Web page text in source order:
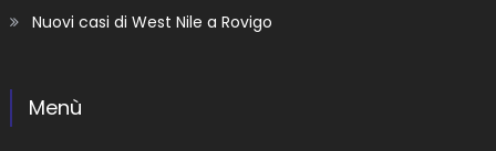
Nuovi casi di West Nile a Rovigo
Menù